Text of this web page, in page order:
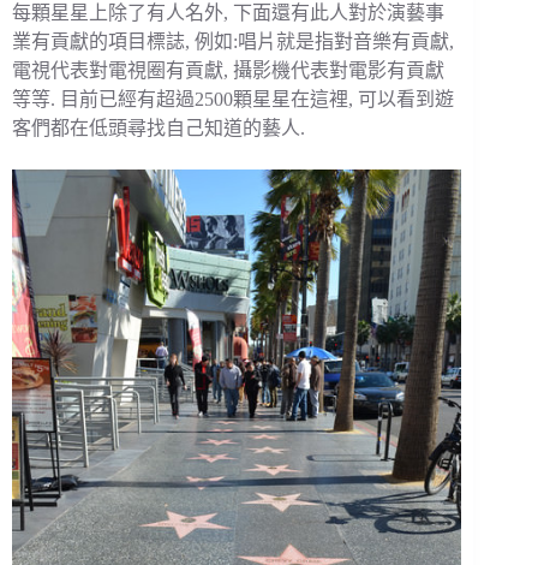
每顆星星上除了有人名外, 下面還有此人對於演藝事
業有貢獻的項目標誌, 例如:唱片就是指對音樂有貢獻,
電視代表對電視圈有貢獻, 攝影機代表對電影有貢獻
等等. 目前已經有超過2500顆星星在這裡, 可以看到遊
客們都在低頭尋找自己知道的藝人.